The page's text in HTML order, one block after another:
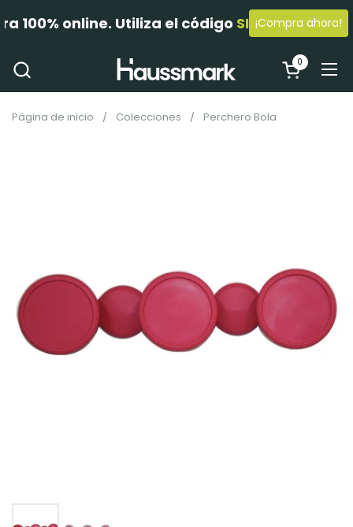
100% online. Utiliza el código SIEMBRA5 en el
¡Compra ahora!
Abrir
0
Página de inicio / Colecciones / Perchero Bola